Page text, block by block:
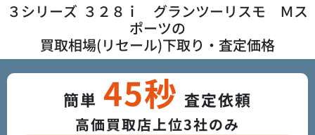
３シリーズ ３２８ｉ グランツーリスモ Ｍス
ポーツの
買取相場(リセール)下取り・査定価格
簡単 45秒 査定依頼
高価買取店上位3社のみ